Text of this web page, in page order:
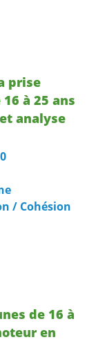
prise
à 25 ans
analyse
/ Cohésion
de 16 à
en